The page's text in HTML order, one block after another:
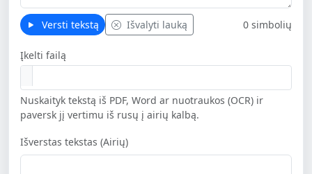
Versti tekstą Išvalyti lauką 0 simbolių
Įkelti failą
Nuskaityk tekstą iš PDF, Word ar nuotraukos (OCR) ir
paversk jį vertimu iš rusų į airių kalbą.
Išverstas tekstas (Airių)